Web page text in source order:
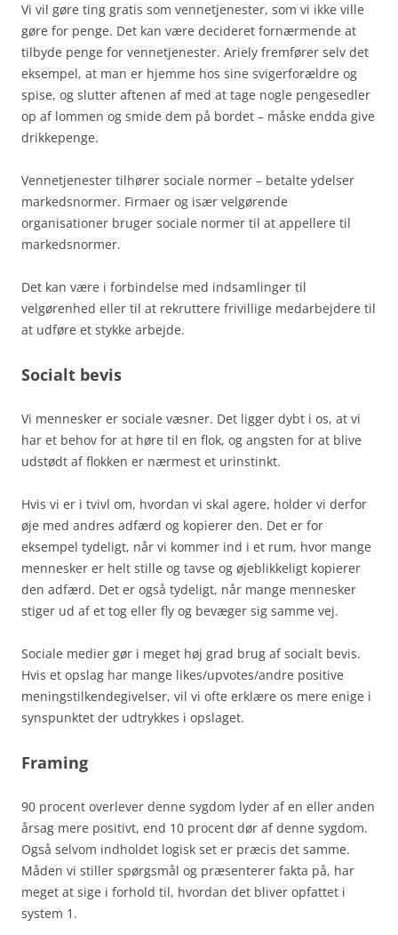
Vi vil gøre ting gratis som vennetjenester, som vi ikke ville
gøre for penge. Det kan være decideret fornærmende at
tilbyde penge for vennetjenester. Ariely fremfører selv det
eksempel, at man er hjemme hos sine svigerforældre og
spise, og slutter aftenen af med at tage nogle pengesedler
op af lommen og smide dem på bordet – måske endda give
drikkepenge.
Vennetjenester tilhører sociale normer – betalte ydelser
markedsnormer. Firmaer og især velgørende
organisationer bruger sociale normer til at appellere til
markedsnormer.
Det kan være i forbindelse med indsamlinger til
velgørenhed eller til at rekruttere frivillige medarbejdere til
at udføre et stykke arbejde.
Socialt bevis
Vi mennesker er sociale væsner. Det ligger dybt i os, at vi
har et behov for at høre til en flok, og angsten for at blive
udstødt af flokken er nærmest et urinstinkt.
Hvis vi er i tvivl om, hvordan vi skal agere, holder vi derfor
øje med andres adfærd og kopierer den. Det er for
eksempel tydeligt, når vi kommer ind i et rum, hvor mange
mennesker er helt stille og tavse og øjeblikkeligt kopierer
den adfærd. Det er også tydeligt, når mange mennesker
stiger ud af et tog eller fly og bevæger sig samme vej.
Sociale medier gør i meget høj grad brug af socialt bevis.
Hvis et opslag har mange likes/upvotes/andre positive
meningstilkendegivelser, vil vi ofte erklære os mere enige i
synspunktet der udtrykkes i opslaget.
Framing
90 procent overlever denne sygdom lyder af en eller anden
årsag mere positivt, end 10 procent dør af denne sygdom.
Også selvom indholdet logisk set er præcis det samme.
Måden vi stiller spørgsmål og præsenterer fakta på, har
meget at sige i forhold til, hvordan det bliver opfattet i
system 1.